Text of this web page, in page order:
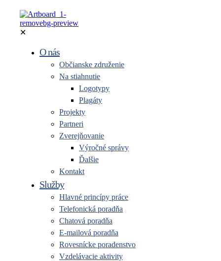
✕
O nás
Občianske združenie
Na stiahnutie
Logotypy
Plagáty
Projekty
Partneri
Zverejňovanie
Výročné správy
Ďalšie
Kontakt
Služby
Hlavné princípy práce
Telefonická poradňa
Chatová poradňa
E-mailová poradňa
Rovesnícke poradenstvo
Vzdelávacie aktivity